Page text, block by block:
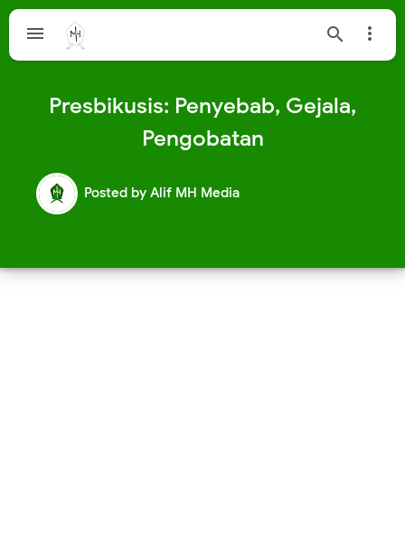
  
Presbikusis: Penyebab, Gejala,
Pengobatan
Posted by Alif MH Media